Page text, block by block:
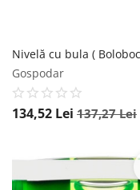
Gospodar
134,52 Lei 137,27Lei